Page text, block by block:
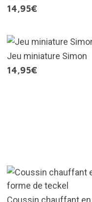
14,95€
Jeu miniature Simon
14,95€
Coussin chauffant en